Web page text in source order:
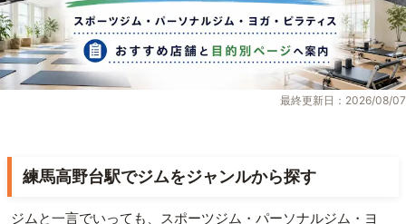
最終更新日：2026/08/07
練馬高野台駅でジムをジャンルから探す
ジムと一言でいっても、スポーツジム・パーソナルジム・ヨ